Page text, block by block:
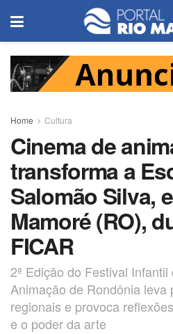
Home Cultura
Cinema de
transforma a
Salomão Silva,
Mamoré (RO),
FICAR
2ª Edição do Festival
Animação de Rondônia leva
regionais e provoca
e o poder da arte